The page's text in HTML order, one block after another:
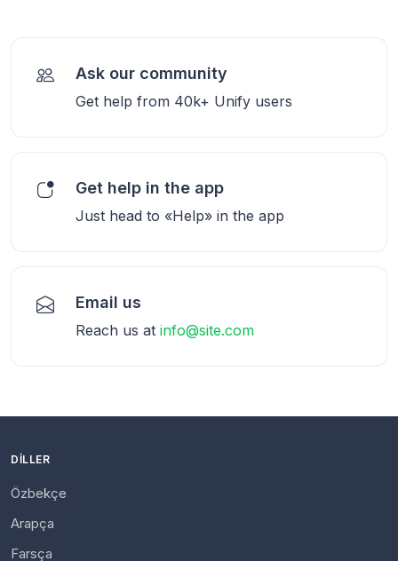
Ask our community
Get help from 40k+ Unify users
Get help in the app
Just head to «Help» in the app
Email us
Reach us at info@site.com
DILLER
Özbekçe
Arapça
Farsça